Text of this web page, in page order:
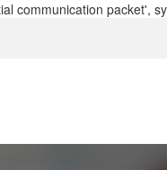
communication packet',